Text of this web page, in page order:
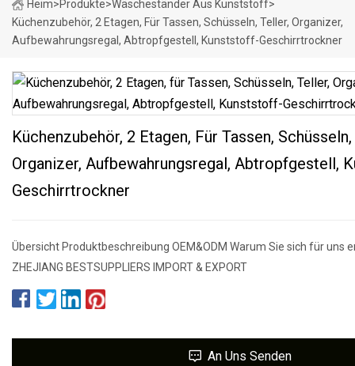
Heim>Produkte>Wäscheständer Aus Kunststoff>
Küchenzubehör, 2 Etagen, Für Tassen, Schüsseln, Teller, Organizer,
Aufbewahrungsregal, Abtropfgestell, Kunststoff-Geschirrtrockner
Küchenzubehör, 2 Etagen, Für Tassen,
Organizer, Aufbewahrungsregal, Abtropfgestell,
Geschirrtrockner
Übersicht Produktbeschreibung OEM&ODM Warum Sie sich für uns
ZHEJIANG BESTSUPPLIERS IMPORT & EXPORT
An Uns Senden